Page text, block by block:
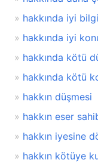
hakkında iyi
hakkında iyi
hakkında kötü
hakkında kötü
hakkın düşmesi
hakkın eser
hakkın iyesine
hakkın kötüye